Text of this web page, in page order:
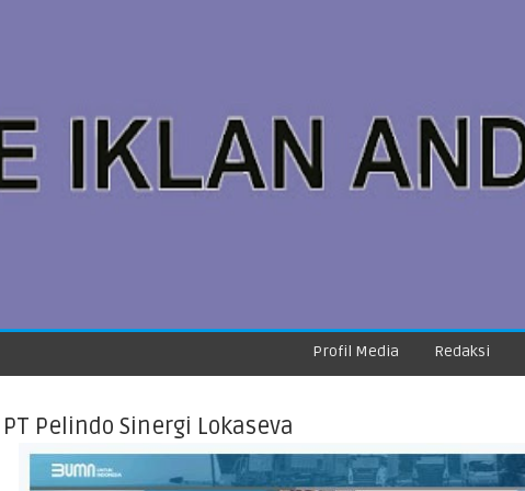
Profil Media Redaksi
PT Pelindo Sinergi Lokaseva